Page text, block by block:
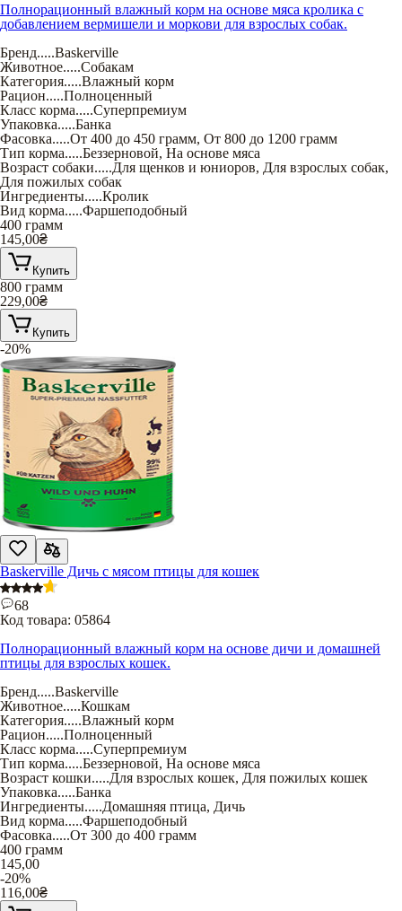
Полнорационный влажный корм на основе мяса кролика с
добавлением вермишели и моркови для взрослых собак.
Бренд.....Baskerville
Животное.....Собакам
Категория.....Влажный корм
Рацион.....Полноценный
Класс корма.....Суперпремиум
Упаковка.....Банка
Фасовка.....От 400 до 450 грамм, От 800 до 1200 грамм
Тип корма.....Беззерновой, На основе мяса
Возраст собаки.....Для щенков и юниоров, Для взрослых собак,
Для пожилых собак
Ингредиенты.....Кролик
Вид корма.....Фаршеподобный
400 грамм
145,00₴
Купить
800 грамм
229,00₴
Купить
-20%
Baskerville Дичь с мясом птицы для кошек
68
Код товара: 05864
Полнорационный влажный корм на основе дичи и домашней
птицы для взрослых кошек.
Бренд.....Baskerville
Животное.....Кошкам
Категория.....Влажный корм
Рацион.....Полноценный
Класс корма.....Суперпремиум
Тип корма.....Беззерновой, На основе мяса
Возраст кошки.....Для взрослых кошек, Для пожилых кошек
Упаковка.....Банка
Ингредиенты.....Домашняя птица, Дичь
Вид корма.....Фаршеподобный
Фасовка.....От 300 до 400 грамм
400 грамм
145,00
-20%
116,00₴